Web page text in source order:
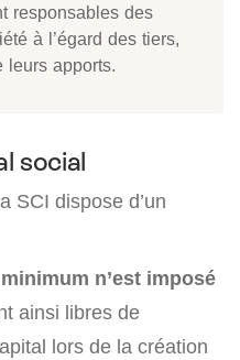
responsables des
à l’égard des tiers,
leurs apports.
social
SCI dispose d’un
n’est imposé
ainsi libres de
lors de la création